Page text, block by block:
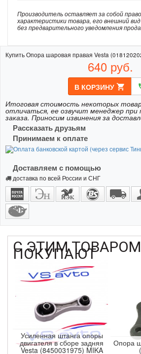
Производитель оставляет за собой
характеристики товара, его внешний
без предварительного уведомления
Купить Опора шаровая правая Vesta
640 руб.
В КОРЗИНУ shopping_cart
Итоговая стоимость некоторых
отличаться, ее озвучит менеджер при
заказа. Приносим извинения за
Рассказать друзьям
Принимаем к оплате
Доставляем с помощью
доставка по всей России и СНГ
С ЭТИМ
ПОКУПАЮТ
Усиленная штанга опоры
двигателя в сборе задняя
Vesta (8450031975) MIKA
Опора